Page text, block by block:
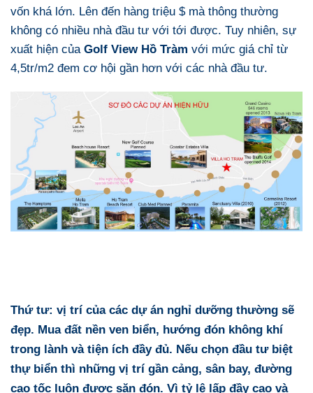
vốn khá lớn. Lên đến hàng triệu $ mà thông thường
không có nhiều nhà đầu tư với tới được. Tuy nhiên, sự
xuất hiện của Golf View Hồ Tràm với mức giá chỉ từ
4,5tr/m2 đem cơ hội gần hơn với các nhà đầu tư.
Thứ tư: vị trí của các dự án nghỉ dưỡng thường sẽ
đẹp. Mua đất nền ven biển, hướng đón không khí
trong lành và tiện ích đầy đủ. Nếu chọn đầu tư biệt
thự biển thì những vị trí gần cảng, sân bay, đường
cao tốc luôn được săn đón. Vì tỷ lệ lấp đầy cao và